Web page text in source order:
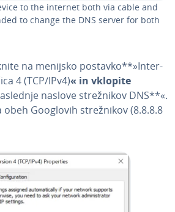
to the internet both via cable and
to change the DNS server for both
na menijsko postavko**»In­ter­
4 (TCP/IPv4)« in vklopite
naslove stre­žni­kov DNS**«.
Googlovih stre­žni­kov (8.8.8.8